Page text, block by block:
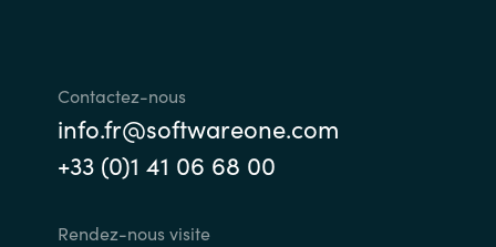
Contactez-nous
info.fr@softwareone.com
+33 (0)1 41 06 68 00
Rendez-nous visite